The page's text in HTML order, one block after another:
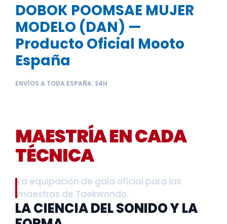
DOBOK POOMSAE MUJER
MODELO (DAN) —
Producto Oficial Mooto
España
ENVÍOS A TODA ESPAÑA: 24H
MAESTRÍA EN CADA
TÉCNICA
La equipación de gala oficial para las
maestras de Taekwondo.
LA CIENCIA DEL SONIDO Y LA